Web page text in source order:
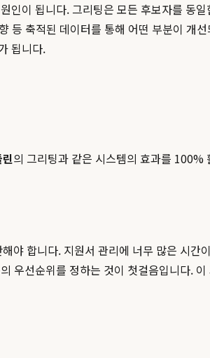
이 됩니다. 그리팅은 모든 후보자를 동
축적된 데이터를 통해 어떤 부분이 개
됩니다.
의 그리팅과 같은 시스템의 효과를
합니다. 지원서 관리에 너무 많은 시간
우선순위를 정하는 것이 첫걸음입니다.